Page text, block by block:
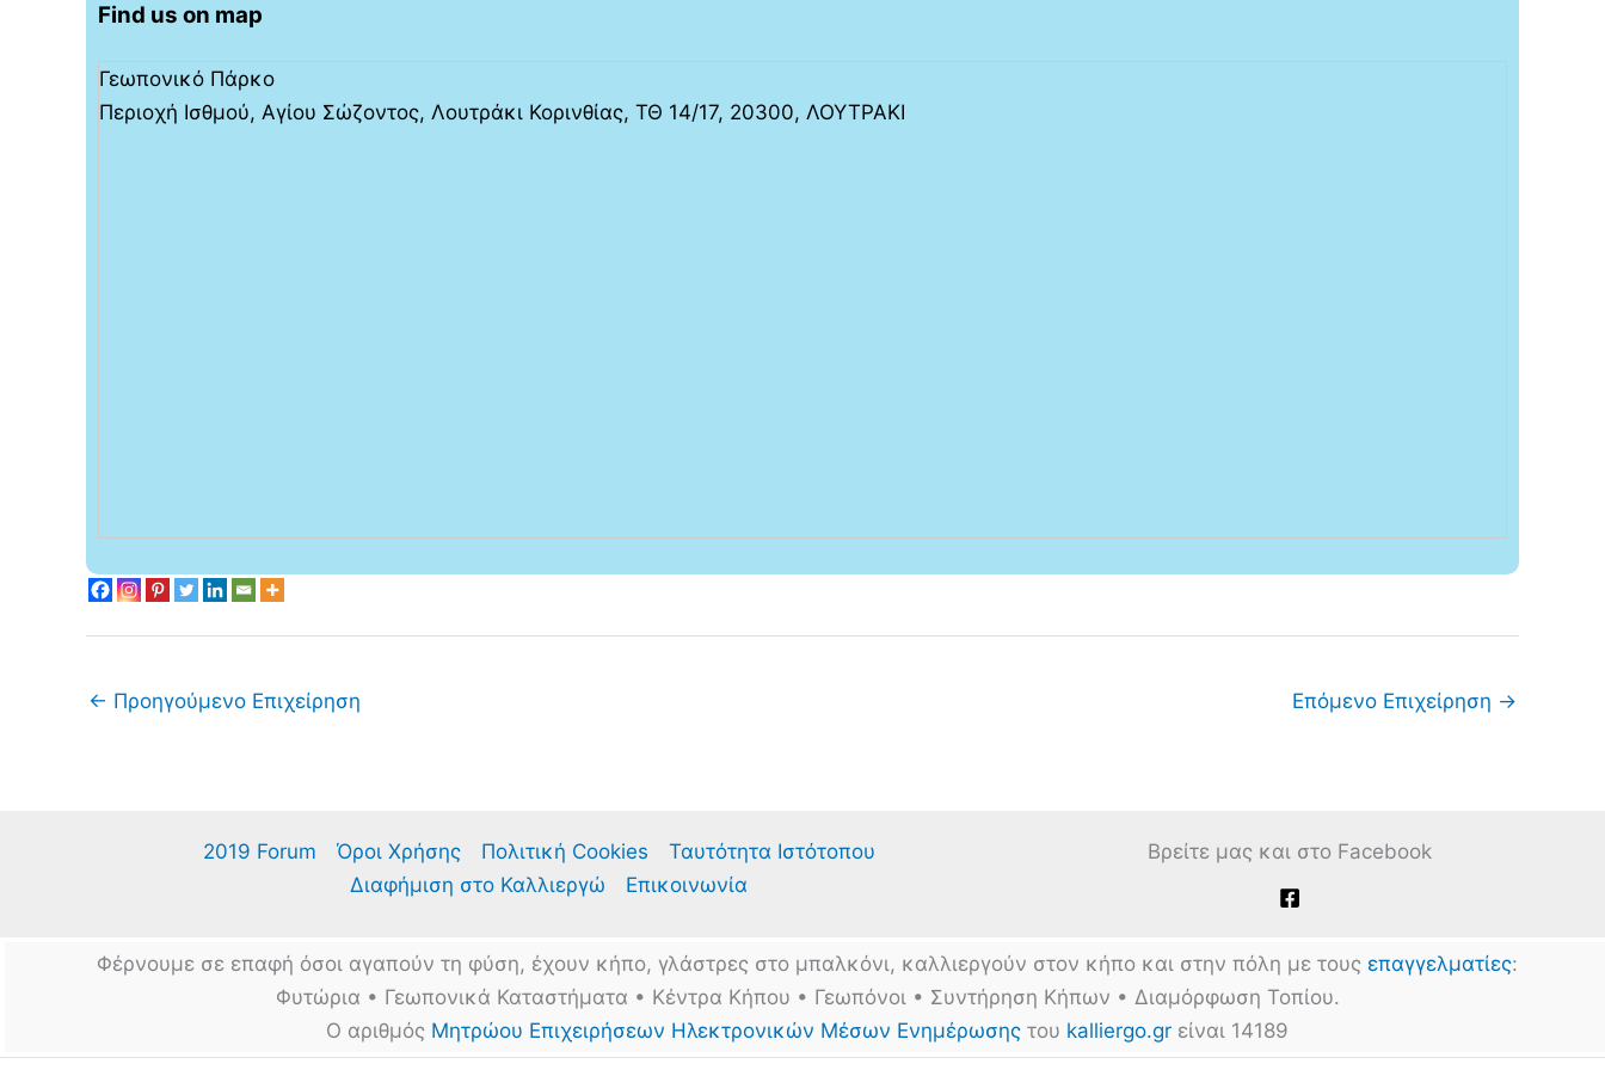
Find us on map
Γεωπονικό Πάρκο
Περιοχή Ισθμού, Αγίου Σώζοντος, Λουτράκι Κορινθίας, ΤΘ 14/17, 20300, ΛΟΥΤΡΑΚΙ
← Προηγούμενο Επιχείρηση Επόμενο Επιχείρηση →
2019 Forum Όροι Χρήσης Πολιτική Cookies
Ταυτότητα Ιστότοπου
Διαφήμιση στο Καλλιεργώ
Επικοινωνία
Βρείτε μας και στο Facebook
Φέρνουμε σε επαφή όσοι αγαπούν τη φύση, έχουν κήπο, γλάστρες στο μπαλκόνι, καλλιεργούν στον κήπο και στην πόλη με τους επαγγελματίες:
Φυτώρια • Γεωπονικά Καταστήματα • Κέντρα Κήπου • Γεωπόνοι • Συντήρηση Κήπων • Διαμόρφωση Τοπίου.
Ο αριθμός Μητρώου Επιχειρήσεων Ηλεκτρονικών Μέσων Ενημέρωσης του kalliergo.gr είναι 14189